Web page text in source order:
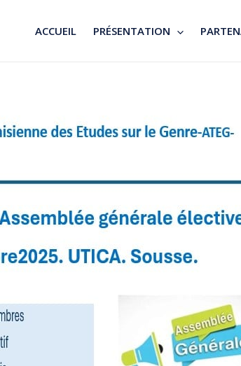
ACCUEIL PRÉSENTATION